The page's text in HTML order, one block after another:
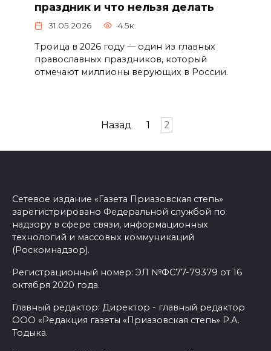
праздник и что нельзя делать
31.05.2026 4.5к.
Троица в 2026 году — один из главных
православных праздников, который
отмечают миллионы верующих в России.
Назад 1 2
Сетевое издание «Газета Приазовская степь»
зарегистрировано Федеральной службой по
надзору в сфере связи, информационных
технологий и массовых коммуникаций
(Роскомнадзор).
Регистрационный номер: ЭЛ №ФС77-79379 от 16
октября 2020 года.
Главный редактор: Директор - главный редактор
ООО «Редакция газеты «Приазовская степь» Р.А.
Тодыка.